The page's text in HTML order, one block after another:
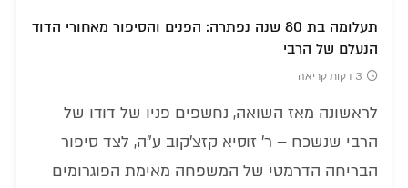
תעלומה בת 80 שנה נפתרה: הפנים והסיפור מאחורי הדוד
הנעלם של הרבי
3 דקות קריאה
לראשונה מאז השואה, נחשפים פניו של דודו של
הרבי שנשכח – ר' זוסיא קזצ'קוב ע"ה, לצד סיפור
הבריחה הדרמטי של המשפחה מאימת הפוגרומים